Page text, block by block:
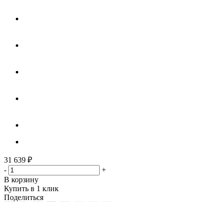
31 639 ₽
-
+
В корзину
Купить в 1 клик
Поделиться